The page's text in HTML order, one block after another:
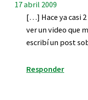
17 abril 2009
[…] Hace ya casi
ver un video que
escribí un post
Responder